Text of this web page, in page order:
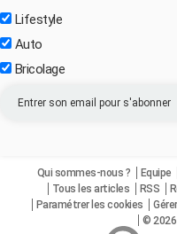
Lifestyle
Auto
Bricolage
Qui sommes-nous ? Equipe
Tous les articles
RSS
Paramétrer les cookies
© 2026